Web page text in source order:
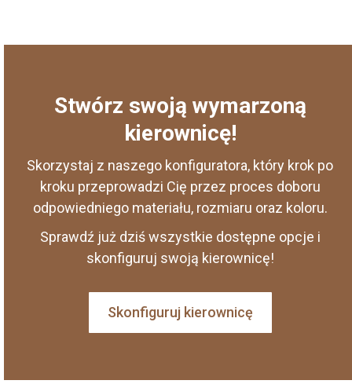
Stwórz swoją wymarzoną
kierownicę!
Skorzystaj z naszego konfiguratora, który krok po
kroku przeprowadzi Cię przez proces doboru
odpowiedniego materiału, rozmiaru oraz koloru.
Sprawdź już dziś wszystkie dostępne opcje i
skonfiguruj swoją kierownicę!
Skonfiguruj kierownicę